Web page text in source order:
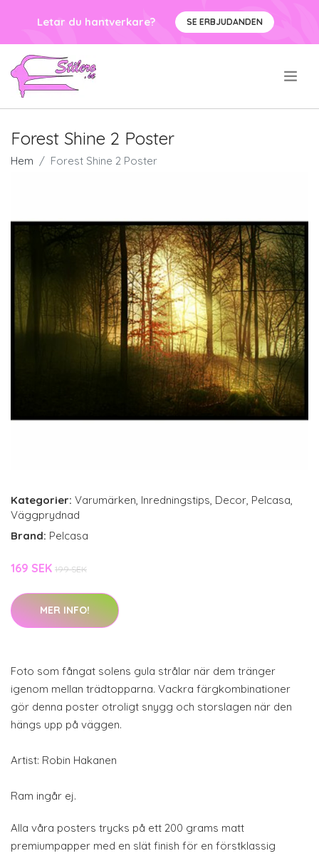
Letar du hantverkare? SE ERBJUDANDEN
Forest Shine 2 Poster
Hem Forest Shine 2 Poster
Kategorier: Varumärken, Inredningstips, Decor, Pelcasa,
Väggprydnad
Brand: Pelcasa
169 SEK 199 SEK
MER INFO!
Foto som fångat solens gula strålar när dem tränger
igenom mellan trädtopparna. Vackra färgkombinationer
gör denna poster otroligt snygg och storslagen när den
hängs upp på väggen.
Artist: Robin Hakanen
Ram ingår ej.
Alla våra posters trycks på ett 200 grams matt
premiumpapper med en slät finish för en förstklassig